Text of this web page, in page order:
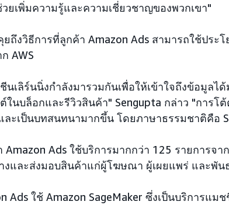
ยเพิ่มความรู้และความเชี่ยวชาญของพวกเขา"
ยถึงวิธีการที่ลูกค้า Amazon Ads สามารถใช้ประ
AWS
เลิร์นนิ่งกำลังมารวมกันเพื่อให้เข้าใจถึงข้อมูล
ในบล็อกและรีวิวสินค้า" Sengupta กล่าว "การโ
ละเป็นบทสนทนามากขึ้น โดยภาษาธรรมชาติคือ
Amazon Ads ใช้บริการมากกว่า 125 รายการจ
งและส่งมอบสินค้าแก่ผู้โฆษณา ผู้เผยแพร่ และพัน
Ads ใช้ Amazon SageMaker ซึ่งเป็นบริการแม